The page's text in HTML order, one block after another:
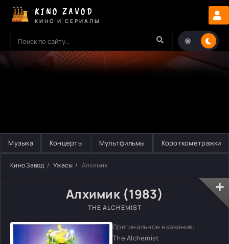
KINO ZAVOD
КИНО И СЕРИАЛЫ
Музыка Концерты Мультфильмы Короткометражки
Кино Завод Ужасы Алхимик
Алхимик (1983)
THE ALCHEMIST
Оригинальное название:
The Alchemist